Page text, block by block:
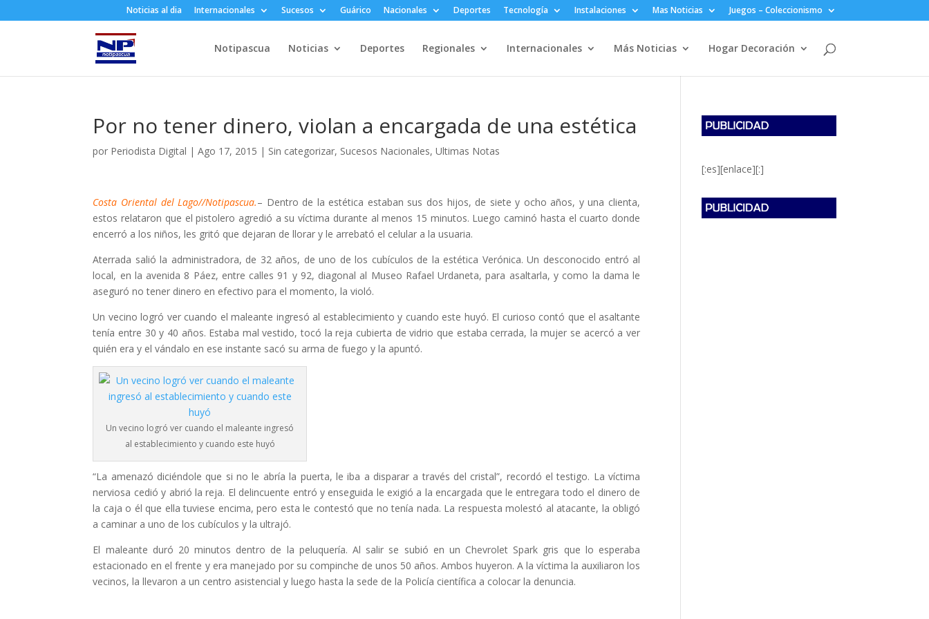
Noticias al dia Internacionales Sucesos Guárico Nacionales Deportes Tecnología Instalaciones Mas Noticias Juegos – Coleccionismo
Notipascua Noticias Deportes Regionales Internacionales Más Noticias Hogar Decoración
Por no tener dinero, violan a encargada de una estética
por Periodista Digital |Ago 17, 2015 | Sin categorizar, Sucesos Nacionales,Ultimas Notas
Costa Oriental del Lago//Notipascua.– Dentro de la estética estaban sus dos hijos, de siete y ocho años, y una clienta,
estos relataron que el pistolero agredió a su víctima durante al menos 15 minutos. Luego caminó hasta el cuarto donde
encerró a los niños, les gritó que dejaran de llorar y le arrebató el celular a la usuaria.
Aterrada salió la administradora, de 32 años, de uno de los cubículos de la estética Verónica. Un desconocido entró al
local, en la avenida 8 Páez, entre calles 91 y 92, diagonal al Museo Rafael Urdaneta, para asaltarla, y como la dama le
aseguró no tener dinero en efectivo para el momento, la violó.
Un vecino logró ver cuando el maleante ingresó al establecimiento y cuando este huyó. El curioso contó que el asaltante
tenía entre 30 y 40 años. Estaba mal vestido, tocó la reja cubierta de vidrio que estaba cerrada, la mujer se acercó a ver
quién era y el vándalo en ese instante sacó su arma de fuego y la apuntó.
Un vecino logró ver cuando el maleante ingresó
al establecimiento y cuando este huyó
“La amenazó diciéndole que si no le abría la puerta, le iba a disparar a través del cristal”, recordó el testigo. La víctima
nerviosa cedió y abrió la reja. El delincuente entró y enseguida le exigió a la encargada que le entregara todo el dinero de
la caja o él que ella tuviese encima, pero esta le contestó que no tenía nada. La respuesta molestó al atacante, la obligó
a caminar a uno de los cubículos y la ultrajó.
El maleante duró 20 minutos dentro de la peluquería. Al salir se subió en un Chevrolet Spark gris que lo esperaba
estacionado en el frente y era manejado por su compinche de unos 50 años. Ambos huyeron. A la víctima la auxiliaron los
vecinos, la llevaron a un centro asistencial y luego hasta la sede de la Policía científica a colocar la denuncia.
[:es][enlace][:]